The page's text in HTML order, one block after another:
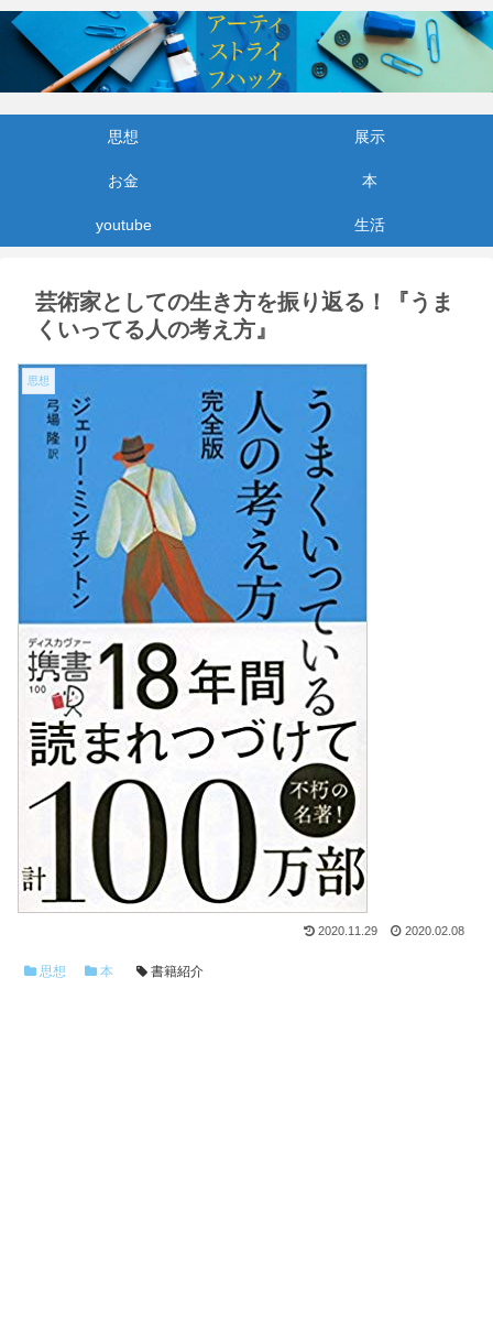
思想 展示
お金 本
youtube 生活
芸術家としての生き方を振り返る！『うま
くいってる人の考え方』
思想
2020.11.29 2020.02.08
思想 本 書籍紹介